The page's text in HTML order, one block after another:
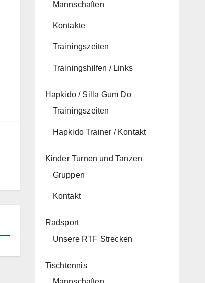
Mannschaften
Kontakte
Trainingszeiten
Trainingshilfen / Links
Hapkido / Silla Gum Do
Trainingszeiten
Hapkido Trainer / Kontakt
Kinder Turnen und Tanzen
Gruppen
Kontakt
Radsport
Unsere RTF Strecken
Tischtennis